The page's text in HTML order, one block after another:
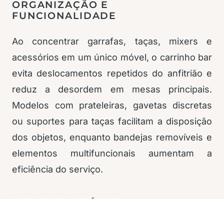
ORGANIZAÇÃO E
FUNCIONALIDADE
Ao concentrar garrafas, taças, mixers e
acessórios em um único móvel, o carrinho bar
evita deslocamentos repetidos do anfitrião e
reduz a desordem em mesas principais.
Modelos com prateleiras, gavetas discretas
ou suportes para taças facilitam a disposição
dos objetos, enquanto bandejas removíveis e
elementos multifuncionais aumentam a
eficiência do serviço.